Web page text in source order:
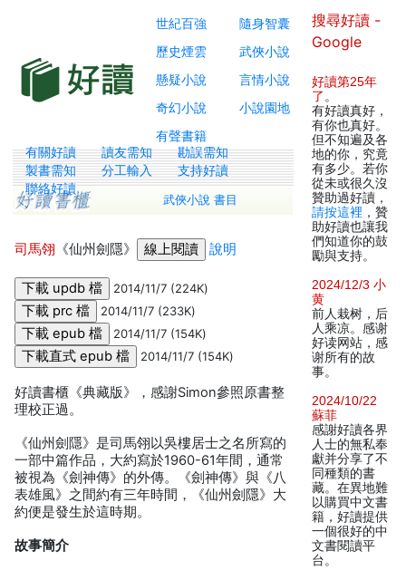
世紀百強
隨身智囊
歷史煙雲
武俠小說
懸疑小說
言情小說
奇幻小說
小說園地
有聲書籍
有關好讀 讀友需知
勘誤需知
製書需知
分工輸入
支持好讀
聯絡好讀
武俠小說 書目
司馬翎 《仙州劍隱》 說明
2014/11/7 (224K)
2014/11/7 (233K)
2014/11/7 (154K)
2014/11/7 (154K)
好讀書櫃《典藏版》，感謝Simon參照原書整
理校正過。
《仙州劍隱》是司馬翎以吳樓居士之名所寫的
一部中篇作品，大約寫於1960-61年間，通常
被視為《劍神傳》的外傳。《劍神傳》與《八
表雄風》之間約有三年時間，《仙州劍隱》大
約便是發生於這時期。
故事簡介
搜尋好讀 -
Google
好讀第25年
了 。
有好讀真好，
有你也真好。
但不知遍及各
地的你，究竟
有多少。若你
從未或很久沒
贊助過好讀，
請按這裡 ，贊
助好讀也讓我
們知道你的鼓
勵與支持。
2024/12/3 小
黄
前人栽树，后
人乘凉。感谢
好读网站，感
谢所有的故
事。
2024/10/22
蘇菲
感謝好讀各界
人士的無私奉
獻并分享了不
同種類的書
藏。在異地難
以購買中文書
籍，好讀提供
一個很好的中
文書閱讀平
台。